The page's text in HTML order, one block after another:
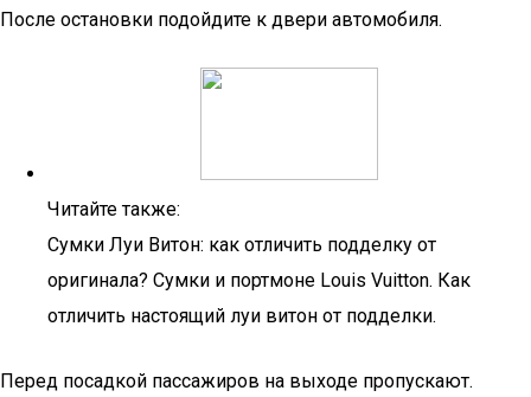
После остановки подойдите к двери автомобиля.
Читайте также:
Сумки Луи Витон: как отличить подделку от
оригинала? Сумки и портмоне Louis Vuitton. Как
отличить настоящий луи витон от подделки.
Перед посадкой пассажиров на выходе пропускают.